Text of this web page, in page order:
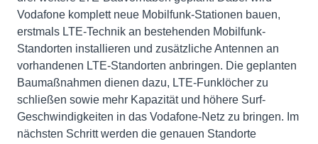
Vodafone komplett neue Mobilfunk-Stationen bauen,
erstmals LTE-Technik an bestehenden Mobilfunk-
Standorten installieren und zusätzliche Antennen an
vorhandenen LTE-Standorten anbringen. Die geplanten
Baumaßnahmen dienen dazu, LTE-Funklöcher zu
schließen sowie mehr Kapazität und höhere Surf-
Geschwindigkeiten in das Vodafone-Netz zu bringen. Im
nächsten Schritt werden die genauen Standorte